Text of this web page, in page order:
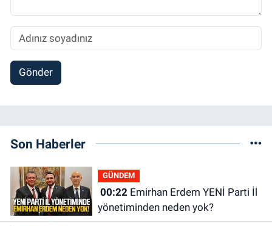
Gönder
Son Haberler
GÜNDEM
00:22Emirhan Erdem YENİ Parti İl
yönetiminden neden yok?